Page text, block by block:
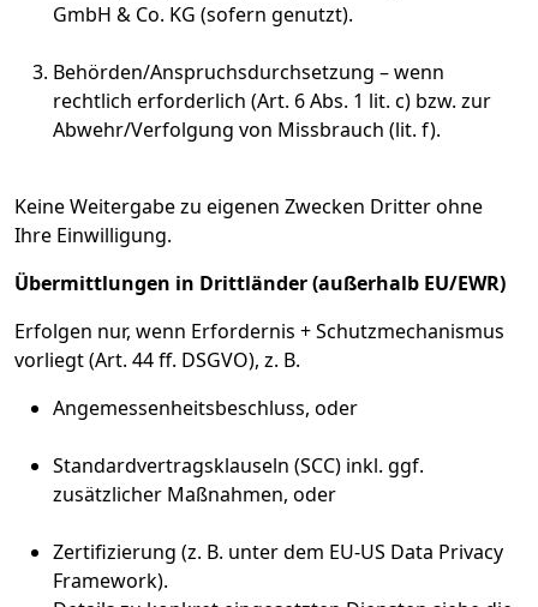
GmbH & Co. KG (sofern genutzt).
Behörden/Anspruchsdurchsetzung – wenn
rechtlich erforderlich (Art. 6 Abs. 1 lit. c) bzw. zur
Abwehr/Verfolgung von Missbrauch (lit. f).
Keine Weitergabe zu eigenen Zwecken Dritter ohne
Ihre Einwilligung.
Übermittlungen in Drittländer (außerhalb EU/EWR)
Erfolgen nur, wenn Erfordernis + Schutzmechanismus
vorliegt (Art. 44 ff. DSGVO), z. B.
Angemessenheitsbeschluss, oder
Standardvertragsklauseln (SCC) inkl. ggf.
zusätzlicher Maßnahmen, oder
Zertifizierung (z. B. unter dem EU-US Data Privacy
Framework).